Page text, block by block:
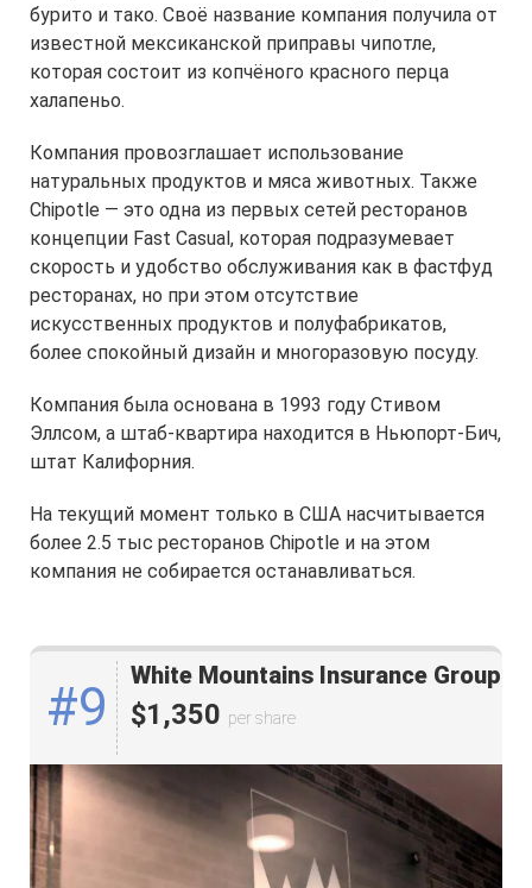
бурито и тако. Своё название компания получила от
известной мексиканской приправы чипотле,
которая состоит из копчёного красного перца
халапеньо.
Компания провозглашает использование
натуральных продуктов и мяса животных. Также
Chipotle — это одна из первых сетей ресторанов
концепции Fast Casual, которая подразумевает
скорость и удобство обслуживания как в фастфуд
ресторанах, но при этом отсутствие
искусственных продуктов и полуфабрикатов,
более спокойный дизайн и многоразовую посуду.
Компания была основана в 1993 году Стивом
Эллсом, а штаб-квартира находится в Ньюпорт-Бич,
штат Калифорния.
На текущий момент только в США насчитывается
более 2.5 тыс ресторанов Chipotle и на этом
компания не собирается останавливаться.
#9
White Mountains Insurance Group
$1,350 per share